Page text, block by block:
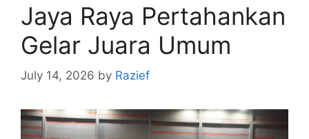
Jaya Raya Pertahankan
Gelar Juara Umum
July 14, 2026 by Razief